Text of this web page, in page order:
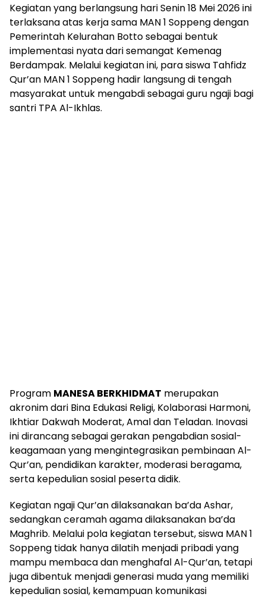
Kegiatan yang berlangsung hari Senin 18 Mei 2026 ini
terlaksana atas kerja sama MAN 1 Soppeng dengan
Pemerintah Kelurahan Botto sebagai bentuk
implementasi nyata dari semangat Kemenag
Berdampak. Melalui kegiatan ini, para siswa Tahfidz
Qur’an MAN 1 Soppeng hadir langsung di tengah
masyarakat untuk mengabdi sebagai guru ngaji bagi
santri TPA Al-Ikhlas.
Program MANESA BERKHIDMAT merupakan
akronim dari Bina Edukasi Religi, Kolaborasi Harmoni,
Ikhtiar Dakwah Moderat, Amal dan Teladan. Inovasi
ini dirancang sebagai gerakan pengabdian sosial-
keagamaan yang mengintegrasikan pembinaan Al-
Qur’an, pendidikan karakter, moderasi beragama,
serta kepedulian sosial peserta didik.
Kegiatan ngaji Qur’an dilaksanakan ba’da Ashar,
sedangkan ceramah agama dilaksanakan ba’da
Maghrib. Melalui pola kegiatan tersebut, siswa MAN 1
Soppeng tidak hanya dilatih menjadi pribadi yang
mampu membaca dan menghafal Al-Qur’an, tetapi
juga dibentuk menjadi generasi muda yang memiliki
kepedulian sosial, kemampuan komunikasi